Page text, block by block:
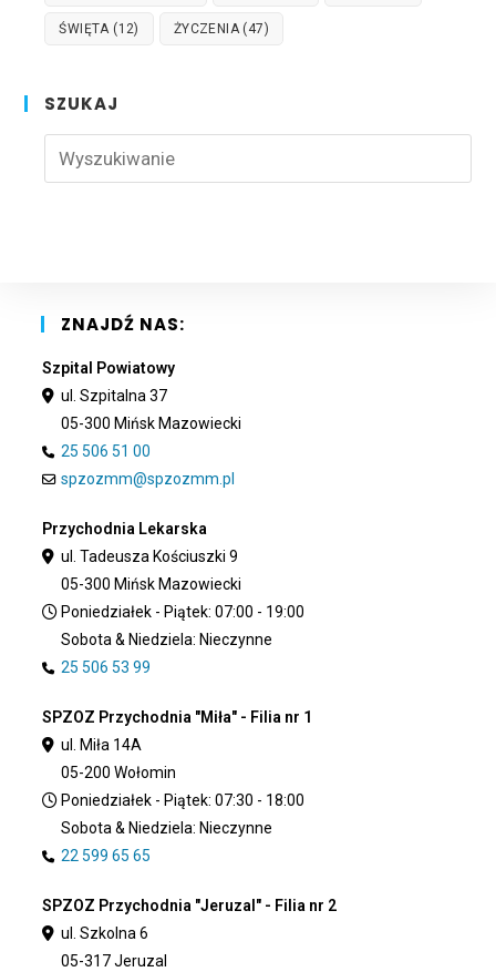
ŚWIĘTA(12) ŻYCZENIA(47)
SZUKAJ
ZNAJDŹ NAS:
Szpital Powiatowy
ul. Szpitalna 37
05-300 Mińsk Mazowiecki
25 506 51 00
spzozmm@spzozmm.pl
Przychodnia Lekarska
ul. Tadeusza Kościuszki 9
05-300 Mińsk Mazowiecki
Poniedziałek - Piątek: 07:00 - 19:00
Sobota & Niedziela: Nieczynne
25 506 53 99
SPZOZ Przychodnia "Miła" - Filia nr 1
ul. Miła 14A
05-200 Wołomin
Poniedziałek - Piątek: 07:30 - 18:00
Sobota & Niedziela: Nieczynne
22 599 65 65
SPZOZ Przychodnia "Jeruzal" - Filia nr 2
ul. Szkolna 6
05-317 Jeruzal